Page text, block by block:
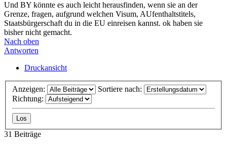
Und BY könnte es auch leicht herausfinden, wenn sie an der
Grenze, fragen, aufgrund welchen Visum, AUfenthaltstitels,
Staatsbürgerschaft du in die EU einreisen kannst. ok haben sie
bisher nicht gemacht.
Nach oben
Antworten
Druckansicht
Anzeigen:
Sortiere nach:
Richtung:
31 Beiträge